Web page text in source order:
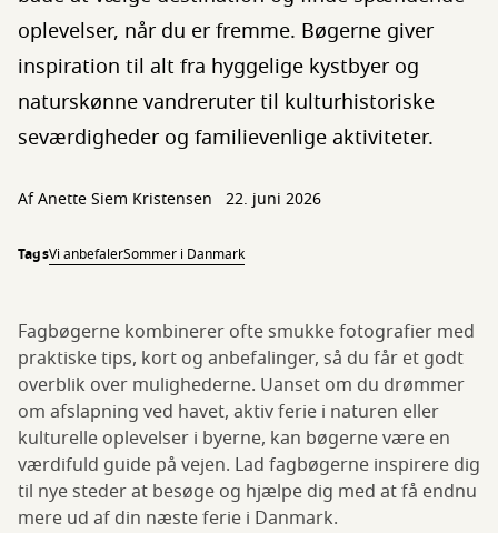
oplevelser, når du er fremme. Bøgerne giver
inspiration til alt fra hyggelige kystbyer og
naturskønne vandreruter til kulturhistoriske
seværdigheder og familievenlige aktiviteter.
AfAnette Siem Kristensen 22. juni 2026
TagsVi anbefalerSommer i Danmark
Fagbøgerne kombinerer ofte smukke fotografier med
praktiske tips, kort og anbefalinger, så du får et godt
overblik over mulighederne. Uanset om du drømmer
om afslapning ved havet, aktiv ferie i naturen eller
kulturelle oplevelser i byerne, kan bøgerne være en
værdifuld guide på vejen. Lad fagbøgerne inspirere dig
til nye steder at besøge og hjælpe dig med at få endnu
mere ud af din næste ferie i Danmark.